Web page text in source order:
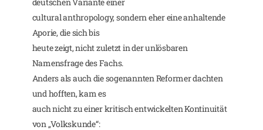
cultural anthropology, sondern eher eine anhaltende
Aporie, die sich bis
heute zeigt, nicht zuletzt in der unlösbaren
Namensfrage des Fachs.
Anders als auch die sogenannten Reformer dachten
und hofften, kam es
auch nicht zu einer kritisch entwickelten Kontinuität
von „Volkskunde“: